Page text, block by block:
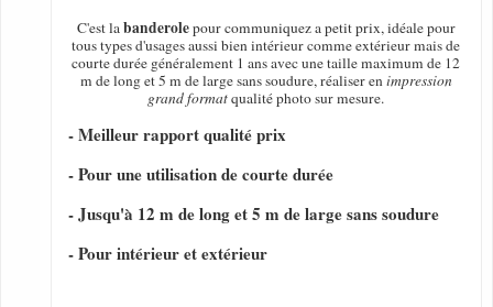
C'est labanderolepour communiquez a petit prix, idéale pour
tous types d'usages aussi bien intérieur comme extérieur mais de
courte durée généralement 1 ans avec une taille maximum de 12
m de long et 5 m de large sans soudure, réaliser enimpression
grand formatqualité photo sur mesure.
- Meilleur rapport qualité prix
- Pour une utilisation de courte durée
- Jusqu'à 12 m de long et 5 m de large sans soudure
- Pour intérieur et extérieur